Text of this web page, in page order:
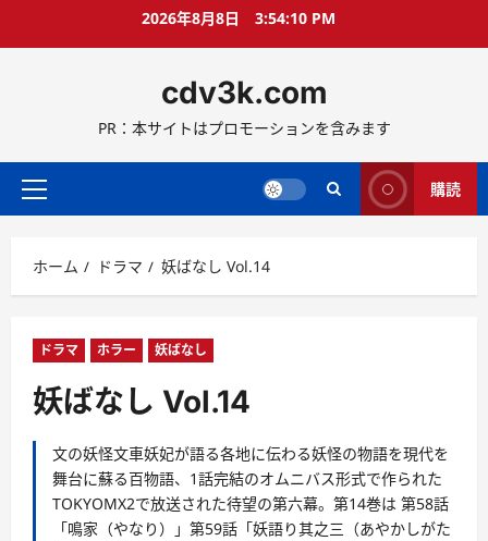
ス
ッ
2026年8月8日 3:54:11 PM
cdv3k.com
PR：本サイトはプロモーションを含みます
メ
メ
ニ
ー
購読
ホーム ドラマ 妖ばなし Vol.14
ドラマ ホラー 妖ばなし
妖ばなし Vol.14
文の妖怪文車妖妃が語る各地に伝わる妖怪の物語を現代を
舞台に蘇る百物語、1話完結のオムニバス形式で作られた
TOKYOMX2で放送された待望の第六幕。第14巻は 第58話
「鳴家（やなり）」第59話「妖語り其之三（あやかしがた